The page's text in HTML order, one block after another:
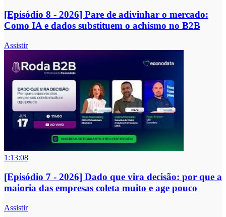
[Episódio 8 - 2026] Pare de adivinhar o mercado:
Como IA e dados substituem o achismo no B2B
Assistir
1:13:08
[Episódio 7 - 2026] Dado que vira decisão: por que a
maioria das empresas coleta muito e age pouco
Assistir